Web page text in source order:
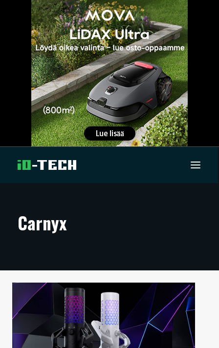
ARTIKKELIT
TECHBBS
HINTA.FI
KAUPPA
Carnyx